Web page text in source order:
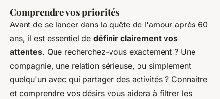
Comprendre vos priorités
Avant de se lancer dans la quête de l'amour après 60
ans, il est essentiel de définir clairement vos
attentes. Que recherchez-vous exactement ? Une
compagnie, une relation sérieuse, ou simplement
quelqu'un avec qui partager des activités ? Connaitre
et comprendre vos désirs vous aidera à filtrer les